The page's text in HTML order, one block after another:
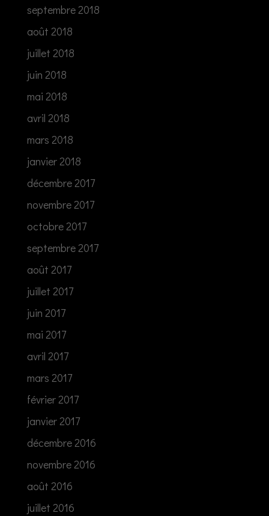
septembre 2018
août 2018
juillet 2018
juin 2018
mai 2018
avril 2018
mars 2018
janvier 2018
décembre 2017
novembre 2017
octobre 2017
septembre 2017
août 2017
juillet 2017
juin 2017
mai 2017
avril 2017
mars 2017
février 2017
janvier 2017
décembre 2016
novembre 2016
août 2016
juillet 2016